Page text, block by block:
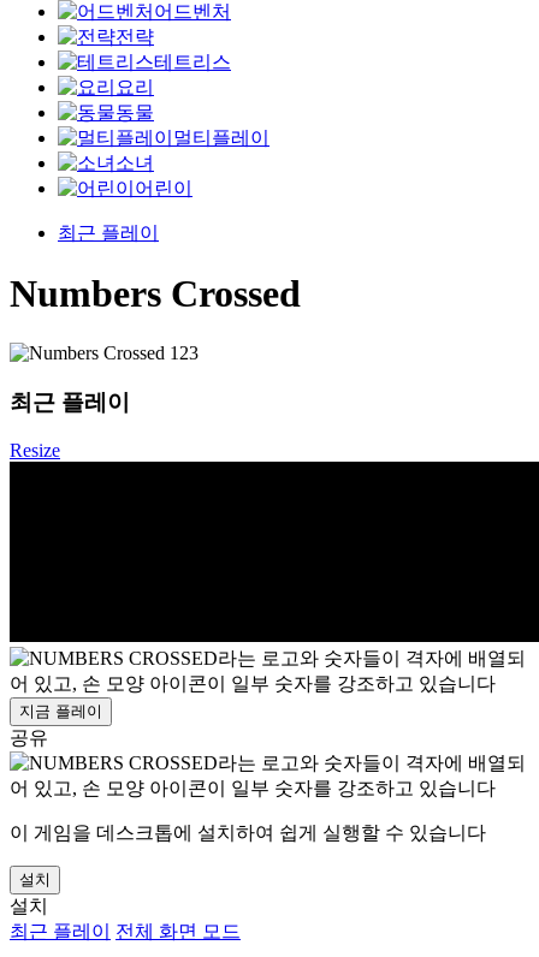
어드벤처
전략
테트리스
요리
동물
멀티플레이
소녀
어린이
최근 플레이
Numbers Crossed
최근 플레이
Resize
지금 플레이
공유
이 게임을 데스크톱에 설치하여 쉽게 실행할 수 있습니다
설치
설치
최근 플레이
전체 화면 모드